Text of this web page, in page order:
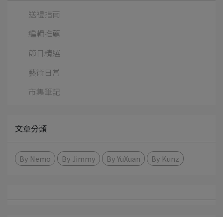
送禮指南
編輯推薦
節日精選
藝術日常
市集筆記
文章分類
By Nemo By Jimmy By YuXuan By Kunz